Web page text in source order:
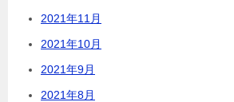
2021年11月
2021年10月
2021年9月
2021年8月